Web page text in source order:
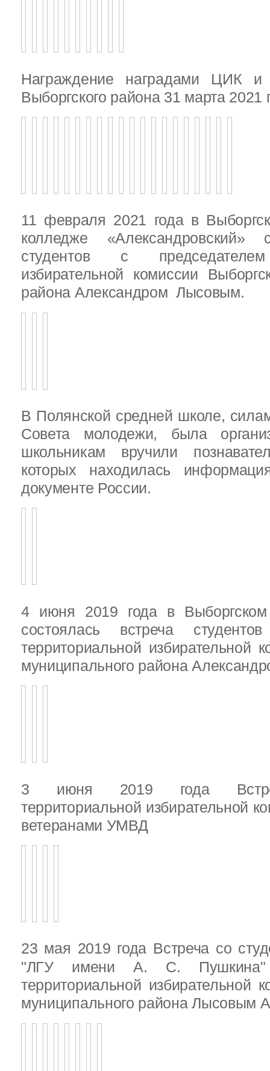
Награждение наградами ЦИК
Выборгского района 31 марта 2021
11 февраля 2021 года в
колледже «Александровский»
студентов с председателем
избирательной комиссии
района Александром Лысовым.
В Полянской средней школе,
Совета молодежи, была
школьникам вручили
которых находилась
документе России.
4 июня 2019 года в
состоялась встреча
территориальной избирательной
муниципального района
3 июня 2019 года
территориальной избирательной
ветеранами УМВД
23 мая 2019 года Встреча со
"ЛГУ имени А. С. Пушкина"
территориальной избирательной
муниципального района Лысовым